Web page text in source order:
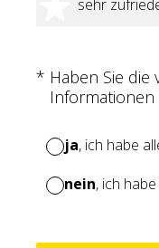
sehr
* Haben Sie
Informationen
(Erforderlich.)
ja, ich habe
nein, ich